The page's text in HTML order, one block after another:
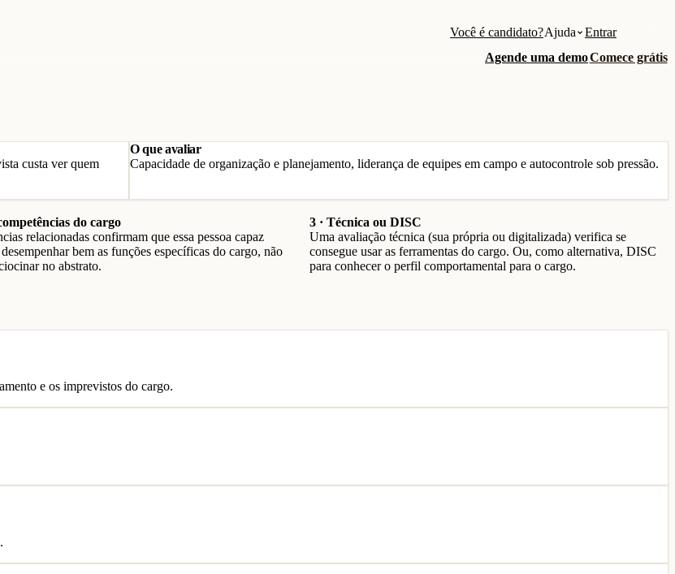
Você é candidato?Ajuda
Entrar
Agende uma demoComece grátis
custa ver quem
O que avaliar
Capacidade de organização e planejamento, liderança de equipes em campo e autocontrole sob pressão.
do cargo
relacionadas confirmam que essa pessoa capaz
bem as funções específicas do cargo, não
no abstrato.
3 · Técnica ou DISC
Uma avaliação técnica (sua própria ou digitalizada) verifica se
consegue usar as ferramentas do cargo. Ou, como alternativa, DISC
para conhecer o perfil comportamental para o cargo.
e os imprevistos do cargo.